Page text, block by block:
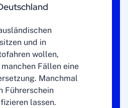
und in
wollen,
Fällen eine
Manchmal
Führerschein
lassen.